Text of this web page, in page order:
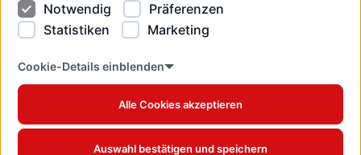
Notwendig
Präferenzen
Statistiken
Marketing
Cookie-Details einblenden
Alle Cookies akzeptieren
Auswahl bestätigen und speichern
Datenschutzhinweise
Barrierefreiheit
Cookie Erklärung
www.luebeck.de